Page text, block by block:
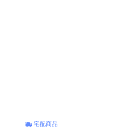
宅配商品